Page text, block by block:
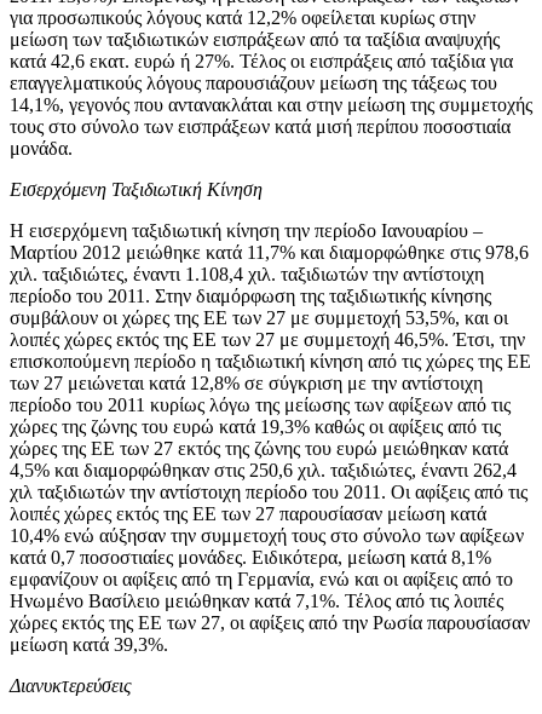
για προσωπικούς λόγους κατά 12,2% οφείλεται κυρίως στην
μείωση των ταξιδιωτικών εισπράξεων από τα ταξίδια αναψυχής
κατά 42,6 εκατ. ευρώ ή 27%. Τέλος οι εισπράξεις από ταξίδια για
επαγγελματικούς λόγους παρουσιάζουν μείωση της τάξεως του
14,1%, γεγονός που αντανακλάται και στην μείωση της συμμετοχής
τους στο σύνολο των εισπράξεων κατά μισή περίπου ποσοστιαία
μονάδα.
Εισερχόμενη Ταξιδιωτική Κίνηση
Η εισερχόμενη ταξιδιωτική κίνηση την περίοδο Ιανουαρίου –
Μαρτίου 2012 μειώθηκε κατά 11,7% και διαμορφώθηκε στις 978,6
χιλ. ταξιδιώτες, έναντι 1.108,4 χιλ. ταξιδιωτών την αντίστοιχη
περίοδο του 2011. Στην διαμόρφωση της ταξιδιωτικής κίνησης
συμβάλουν οι χώρες της ΕΕ των 27 με συμμετοχή 53,5%, και οι
λοιπές χώρες εκτός της ΕΕ των 27 με συμμετοχή 46,5%. Έτσι, την
επισκοπούμενη περίοδο η ταξιδιωτική κίνηση από τις χώρες της ΕΕ
των 27 μειώνεται κατά 12,8% σε σύγκριση με την αντίστοιχη
περίοδο του 2011 κυρίως λόγω της μείωσης των αφίξεων από τις
χώρες της ζώνης του ευρώ κατά 19,3% καθώς οι αφίξεις από τις
χώρες της ΕΕ των 27 εκτός της ζώνης του ευρώ μειώθηκαν κατά
4,5% και διαμορφώθηκαν στις 250,6 χιλ. ταξιδιώτες, έναντι 262,4
χιλ ταξιδιωτών την αντίστοιχη περίοδο του 2011. Οι αφίξεις από τις
λοιπές χώρες εκτός της ΕΕ των 27 παρουσίασαν μείωση κατά
10,4% ενώ αύξησαν την συμμετοχή τους στο σύνολο των αφίξεων
κατά 0,7 ποσοστιαίες μονάδες. Ειδικότερα, μείωση κατά 8,1%
εμφανίζουν οι αφίξεις από τη Γερμανία, ενώ και οι αφίξεις από το
Ηνωμένο Βασίλειο μειώθηκαν κατά 7,1%. Τέλος από τις λοιπές
χώρες εκτός της ΕΕ των 27, οι αφίξεις από την Ρωσία παρουσίασαν
μείωση κατά 39,3%.
Διανυκτερεύσεις